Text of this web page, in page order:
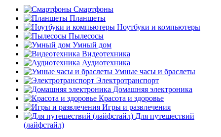
Смартфоны
Планшеты
Ноутбуки и компьютеры
Пылесосы
Умный дом
Видеотехника
Аудиотехника
Умные часы и браслеты
Электротранспорт
Домашняя электроника
Красота и здоровье
Игры и развлечения
Для путешествий
(лайфстайл)
раз в 2 недели